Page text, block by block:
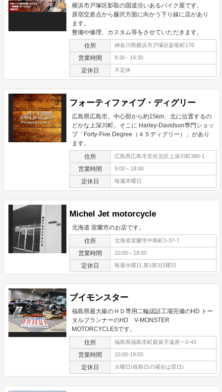
横浜市戸塚区影取の国道沿いあるバイク屋です。
原宿交差点から藤沢方面に向かう下り線に店があり
ます。
整備や修理、カスタム等をさせていただきます。
住所 神奈川県横浜市戸塚区影取町176
営業時間 9:30 - 19:30
定休日 不定休
フォーティファイブ・ディグリー
広島県広島市。中心部から約15km、北に位置するの
どかな上深川町。そこに Harley-Davidson専門ショッ
プ「Forty-Five Degree（４５ディグリー）」があり
ます。
住所 広島県広島市安佐北区上深川町380-1
営業時間 9:00～18:00
定休日 毎週木曜日
Michel Jet motorcycle
北海道 室蘭市のお店です。
住所 北海道室蘭市中島町1-37-7
営業時間 10:00～18:00
定休日 毎週水曜日,第1第3日曜日
ブイモンスター
福島県最大級のＨＤ専用二輪認証工場完備のHD トー
タルプランナーのHD V-MONSTER
MOTORCYCLESです。
住所 福島県福島市町庭坂字遠原一2-43
営業時間 10:00-19:00
定休日 火曜日(祝祭日の場合は翌日)